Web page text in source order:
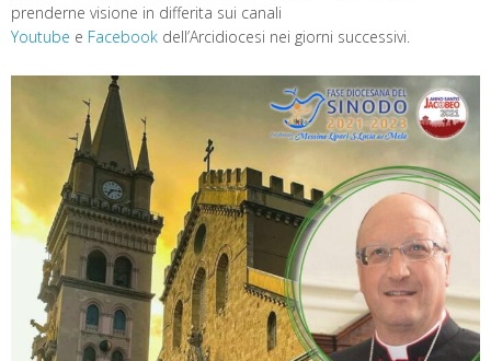
prenderne visione in differita sui canali
Youtube e Facebook dell’Arcidiocesi nei giorni successivi.